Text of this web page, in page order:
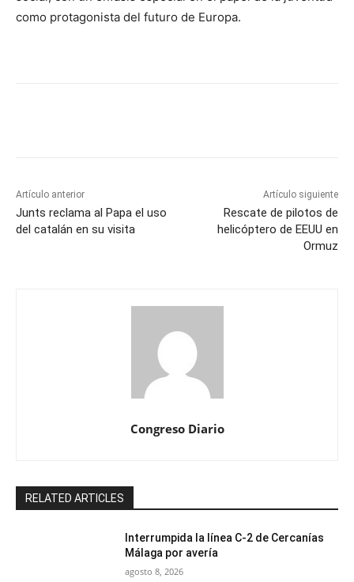
como protagonista del futuro de Europa.
Artículo anterior
Junts reclama al Papa el uso
del catalán en su visita
Artículo siguiente
Rescate de pilotos de
helicóptero de EEUU en
Ormuz
Congreso Diario
RELATED ARTICLES
Interrumpida la línea C-2 de Cercanías
Málaga por avería
agosto 8, 2026